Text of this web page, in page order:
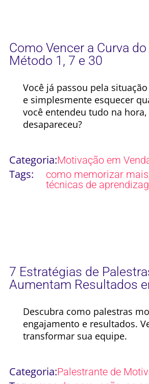
Como Vencer a Curva
Método 1, 7 e 30
Você já passou pela
e simplesmente esquecer
você entendeu tudo na
desapareceu?
Categoria:Motivação em
Tags: como memorizar mais
técnicas de
7 Estratégias de
Aumentam Resultados
Descubra como palestras
engajamento e resultados.
transformar sua equipe.
Categoria:Palestrante de